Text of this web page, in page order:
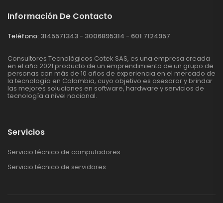
Información De Contacto
Teléfono: 3145571343 - 3006895314 - 601 7124957
Consultores Tecnológicos Cotek SAS, es una empresa creada
en el año 2021 producto de un emprendimiento de un grupo de
personas con más de 10 años de experiencia en el mercado de
la tecnología en Colombia, cuyo objetivo es asesorar y brindar
las mejores soluciones en software, hardware y servicios de
tecnología a nivel nacional.
Servicios
Servicio técnico de computadores
Servicio técnico de servidores